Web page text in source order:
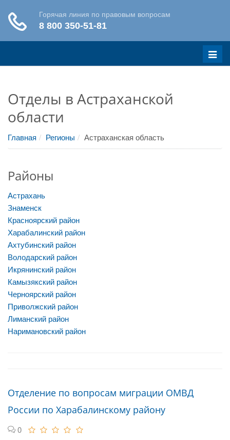
Меню
Отделы в Астраханской
области
Главная Регионы Астраханская область
Районы
Астрахань
Знаменск
Красноярский район
Харабалинский район
Ахтубинский район
Володарский район
Икрянинский район
Камызякский район
Черноярский район
Приволжский район
Лиманский район
Наримановский район
Отделение по вопросам миграции ОМВД
России по Харабалинскому району
0